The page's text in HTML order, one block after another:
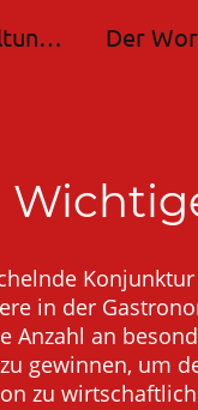
Letzte Veranstaltungen Der
in der
Anzahl an
gewinnen, um
zu